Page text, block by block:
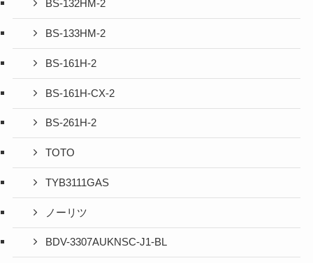
BS-132HM-2
BS-133HM-2
BS-161H-2
BS-161H-CX-2
BS-261H-2
TOTO
TYB3111GAS
ノーリツ
BDV-3307AUKNSC-J1-BL